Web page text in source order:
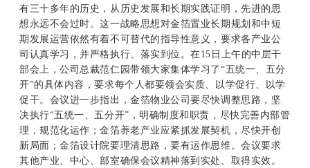
有三十多年的历史，从历史发展和长期实践证明，先进的思
想永远不会过时。这一战略思想对金箔置业长期规划和中短
期发展运营依然有着不可替代的指导性意义，要求各产业公
司认真学习，并严格执行、落实到位。在15日上午的中层干
部会上，公司总裁范仁园带领大家集体学习了“五统一、五分
开”的具体内容，要求每个人都要领会实质、以学促行、以学
促干。会议进一步指出，金箔物业公司要尽快调整思路，坚
决执行“五统一、五分开”，明确制度和职责，尽快完善内部管
理，规范化运作；金箔养老产业应紧抓发展契机，尽快开创
新局面；金箔设计院要理清思路，要有运作思维。会议要求
其他产业、中心、部室确保会议精神落到实处、取得实效。